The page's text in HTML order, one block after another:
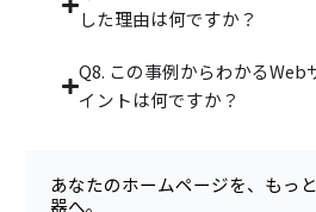
した理由は何ですか？
Q8. この事例からわかるWeb
イントは何ですか？
あなたのホームページを、もっ
器へ。